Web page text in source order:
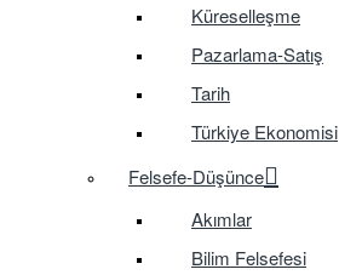
Küreselleşme
Pazarlama-Satış
Tarih
Türkiye Ekonomisi
Felsefe-Düşünce
Akımlar
Bilim Felsefesi